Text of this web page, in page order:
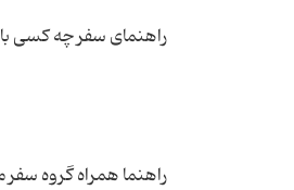
راهنما همراه گروه